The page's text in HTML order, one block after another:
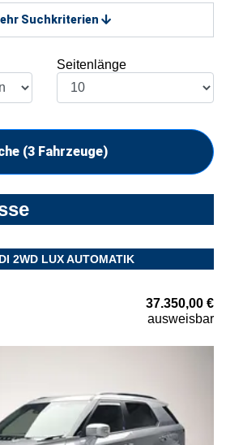
Suchkriterien
Seitenlänge
(3 Fahrzeuge)
2WD LUX AUTOMATIK
37.350,00 €
ausweisbar